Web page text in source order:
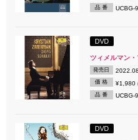
品 番 UCBG-
DVD
ツィメルマン
発売日
価 格 ¥1,980
品 番 UCBG-
DVD